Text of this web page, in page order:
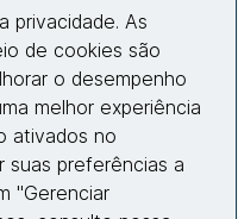
privacidade. As
de cookies são
o desempenho
melhor experiência
ativados no
suas preferências a
"Gerenciar